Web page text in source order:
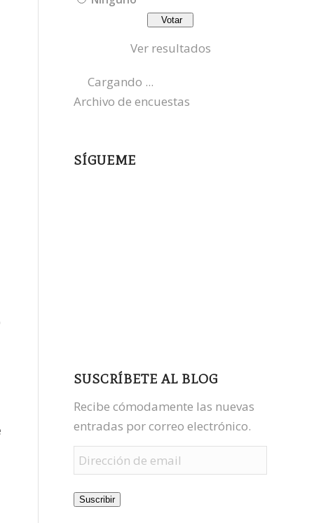
Ver resultados
Cargando ...
Archivo de encuestas
SÍGUEME
SUSCRÍBETE AL BLOG
Recibe cómodamente las nuevas
entradas por correo electrónico.
Dirección
de
email
Suscribir